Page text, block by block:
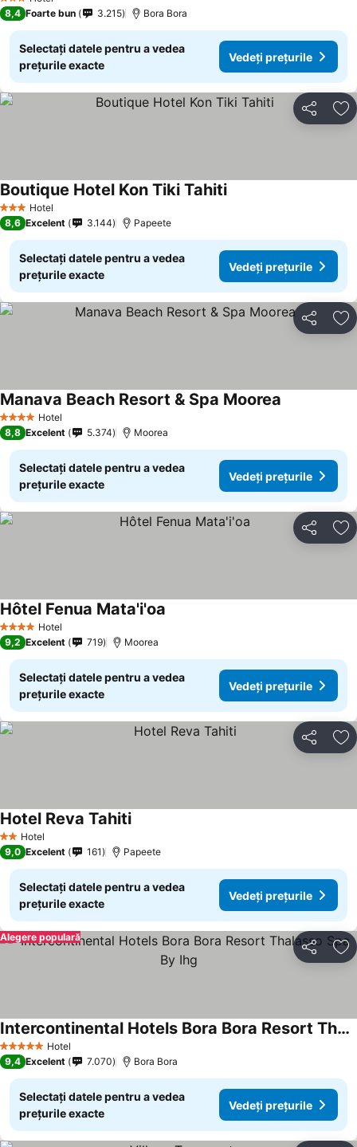
3 Stele
8,4 Foarte bun 3.215 Bora Bora
Selectați datele pentru a vedea
prețurile exacte
Vedeți prețurile
Distribuiți
3 SteleHotel
Boutique Hotel Kon Tiki Tahiti
8,6 Excelent 3.144 Papeete
Selectați datele pentru a vedea
prețurile exacte
Vedeți prețurile
Distribuiți
4 Stele Hotel
Manava Beach Resort & Spa Moorea
8,8 Excelent 5.374 Moorea
Selectați datele pentru a vedea
prețurile exacte
Vedeți prețurile
Distribuiți
4 Stele Hotel
Hôtel Fenua Mata'i'oa
9,2 Excelent 719 Moorea
Selectați datele pentru a vedea
prețurile exacte
Vedeți prețurile
Distribuiți
2 SteleHotel
Hotel Reva Tahiti
9,0 Excelent 161 Papeete
Selectați datele pentru a vedea
prețurile exacte
Vedeți prețurile
Distribuiți
Alegere populară
5 Stele Hotel
Intercontinental Hotels Bora Bora Resort Thalasso Spa By Ihg
9,4 Excelent 7.070 Bora Bora
Selectați datele pentru a vedea
prețurile exacte
Vedeți prețurile